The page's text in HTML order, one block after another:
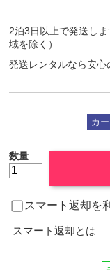
2泊3日以上で発送し
域を除く）
発送レンタルなら安
カ
数量
スマート返却を
スマート返却とは